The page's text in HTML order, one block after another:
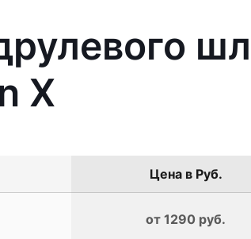
X
Цена в Руб.
от 1290 руб.